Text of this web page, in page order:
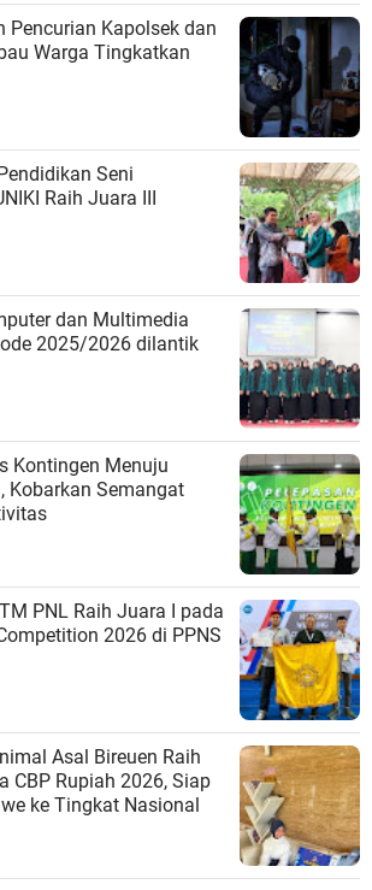
Pencurian Kapolsek dan
Warga Tingkatkan
Seni
Raih Juara III
dan Multimedia
Periode 2025/2026 dilantik
Kontingen Menuju
Kobarkan Semangat
PNL Raih Juara I pada
2026 di PPNS
Asal Bireuen Raih
CBP Rupiah 2026, Siap
ke Tingkat Nasional